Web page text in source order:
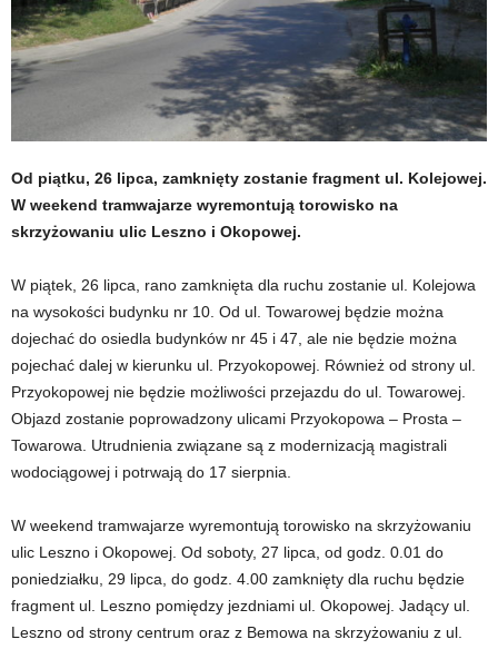
Od piątku, 26 lipca, zamknięty zostanie fragment ul. Kolejowej.
W weekend tramwajarze wyremontują torowisko na
skrzyżowaniu ulic Leszno i Okopowej.
W piątek, 26 lipca, rano zamknięta dla ruchu zostanie ul. Kolejowa
na wysokości budynku nr 10. Od ul. Towarowej będzie można
dojechać do osiedla budynków nr 45 i 47, ale nie będzie można
pojechać dalej w kierunku ul. Przyokopowej. Również od strony ul.
Przyokopowej nie będzie możliwości przejazdu do ul. Towarowej.
Objazd zostanie poprowadzony ulicami Przyokopowa – Prosta –
Towarowa. Utrudnienia związane są z modernizacją magistrali
wodociągowej i potrwają do 17 sierpnia.
W weekend tramwajarze wyremontują torowisko na skrzyżowaniu
ulic Leszno i Okopowej. Od soboty, 27 lipca, od godz. 0.01 do
poniedziałku, 29 lipca, do godz. 4.00 zamknięty dla ruchu będzie
fragment ul. Leszno pomiędzy jezdniami ul. Okopowej. Jadący ul.
Leszno od strony centrum oraz z Bemowa na skrzyżowaniu z ul.